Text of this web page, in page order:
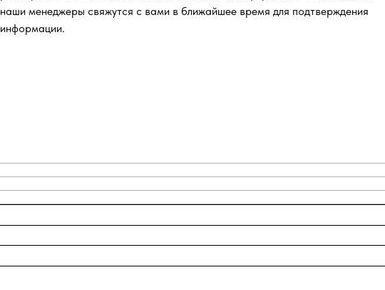
наши менеджеры свяжутся с вами в ближайшее время для подтверждения
информации.